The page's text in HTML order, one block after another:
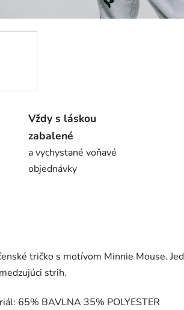
Vždy s láskou
zabalené
a vychystané voňavé
objednávky
tričko s motívom Minnie Mouse.
strih.
65% BAVLNA 35% POLYESTER